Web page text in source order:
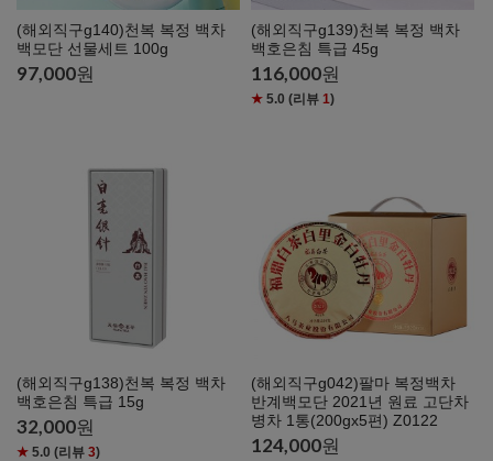
(해외직구g140)천복 복정 백차
백모단 선물세트 100g
97,000원
(해외직구g139)천복 복정 백차
백호은침 특급 45g
116,000원
★ 5.0 (리뷰1)
(해외직구g138)천복 복정 백차
백호은침 특급 15g
32,000원
★ 5.0 (리뷰 3)
(해외직구g042)팔마 복정백차
반계백모단 2021년 원료 고단차
병차 1통(200gx5편) Z0122
124,000원